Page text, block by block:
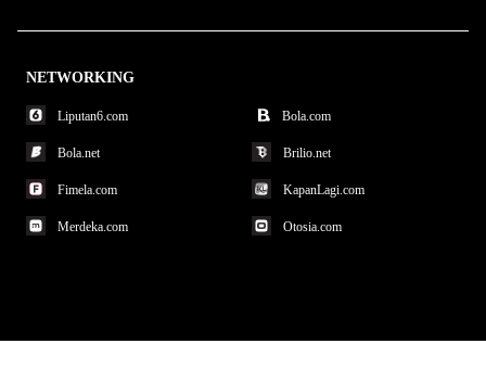
NETWORKING
Liputan6.com Bola.com
Bola.net Brilio.net
Fimela.com KapanLagi.com
Merdeka.com Otosia.com